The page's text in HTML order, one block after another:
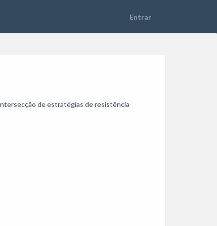
de estratégias de resistência